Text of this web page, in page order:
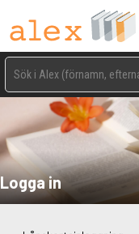
Logga in